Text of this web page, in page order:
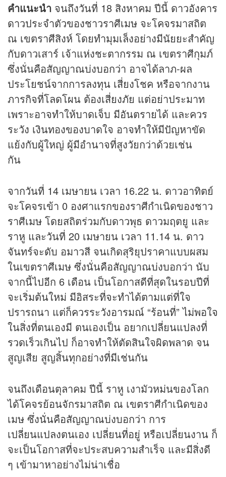
คำแนะนำ จนถึงวันที่ 18 สิงหาคม ปีนี้ ดาวอังคาร
ดาวประจำตัวของชาวราศีเมษ จะโคจรมาสถิต
ณ เขตราศีสิงห์ โดยทำมุมเล็งอย่างมีนัยยะสำคัญ
กับดาวเสาร์ เจ้าแห่งชะตากรรม ณ เขตราศีกุมภ์
ซึ่งนั่นคือสัญญาณบ่งบอกว่า อาจได้ลาภ-ผล
ประโยชน์จากการลงทุน เสี่ยงโชค หรือจากงาน
ภารกิจที่โลดโผน ต้องเสี่ยงภัย แต่อย่าประมาท
เพราะอาจทำให้บาดเจ็บ มีอันตรายได้ และควร
ระวัง เงินทองของบาดใจ อาจทำให้มีปัญหาขัด
แย้งกับผู้ใหญ่ ผู้มีอำนาจที่สูงวัยกว่าด้วยเช่น
กัน
จากวันที่ 14 เมษายน เวลา 16.22 น. ดาวอาทิตย์
จะโคจรเข้า 0 องศาแรกของราศีกำเนิดของชาว
ราศีเมษ โดยสถิตร่วมกับดาวพุธ ดาวมฤตยู และ
ราหู และวันที่ 20 เมษายน เวลา 11.14 น. ดาว
จันทร์จะดับ อมาวสี จนเกิดสุริยุปราคาแบบผสม
ในเขตราศีเมษ ซึ่งนั่นคือสัญญาณบ่งบอกว่า นับ
จากนี้ไปอีก 6 เดือน เป็นโอกาสดีที่สุดในรอบปีที่
จะเริ่มต้นใหม่ มีอิสระที่จะทำได้ตามแต่ที่ใจ
ปรารถนา แต่ก็ควรระวังอารมณ์ “ร้อนที่” ไม่พอใจ
ในสิ่งที่ตนเองมี ตนเองเป็น อยากเปลี่ยนแปลงที่
รวดเร็วเกินไป ก็อาจทำให้ตัดสินใจผิดพลาด จน
สูญเสีย สูญสิ้นทุกอย่างที่มีเช่นกัน
จนถึงเดือนตุลาคม ปีนี้ ราหู เงามัวหม่นของโลก
ได้โคจรย้อนจักรมาสถิต ณ เขตราศีกำเนิดของ
เมษ ซึ่งนั่นคือสัญญาณบ่งบอกว่า การ
เปลี่ยนแปลงตนเอง เปลี่ยนที่อยู่ หรือเปลี่ยนงาน ก็
จะเป็นโอกาสที่จะประสบความสำเร็จ และมีสิ่งดี
ๆ เข้ามาหาอย่างไม่น่าเชื่อ